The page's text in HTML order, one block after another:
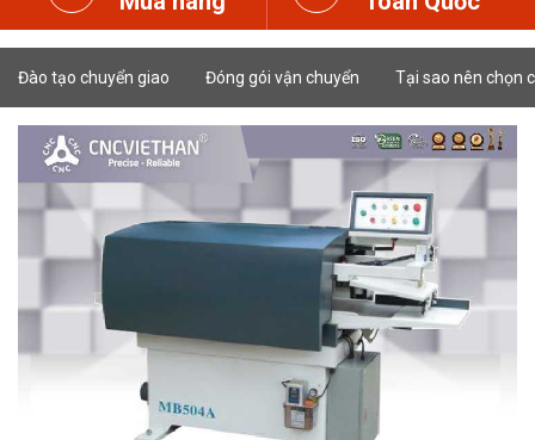
Đào tạo chuyển giao Đóng gói vận chuyển Tại sao nên chọn